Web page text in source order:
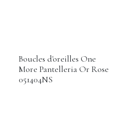
Boucles d'oreilles One
More Pantelleria Or Rose
051404NS